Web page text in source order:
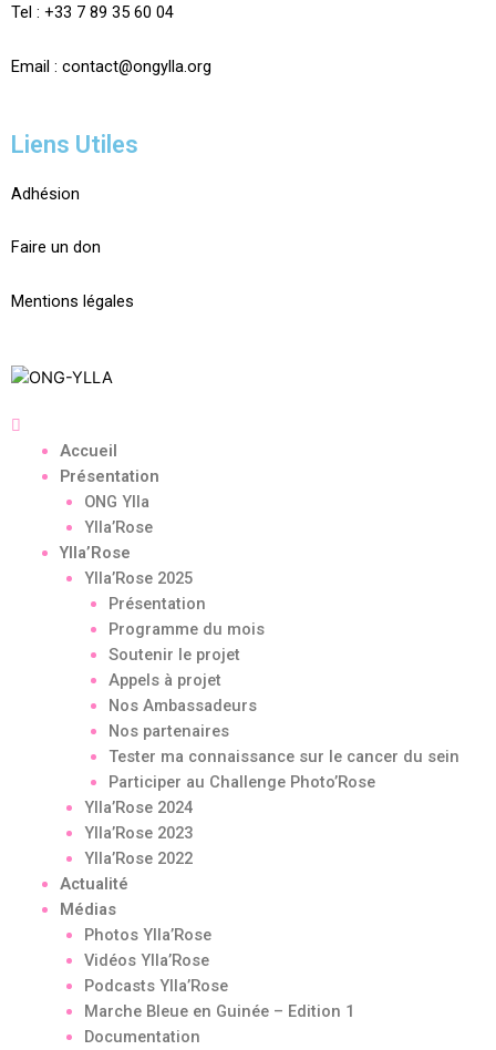
Tel : +33 7 89 35 60 04
Email : contact@ongylla.org
Liens Utiles
Adhésion
Faire un don
Mentions légales
Accueil
Présentation
ONG Ylla
Ylla’Rose
Ylla’Rose
Ylla’Rose 2025
Présentation
Programme du mois
Soutenir le projet
Appels à projet
Nos Ambassadeurs
Nos partenaires
Tester ma connaissance sur le cancer du sein
Participer au Challenge Photo’Rose
Ylla’Rose 2024
Ylla’Rose 2023
Ylla’Rose 2022
Actualité
Médias
Photos Ylla’Rose
Vidéos Ylla’Rose
Podcasts Ylla’Rose
Marche Bleue en Guinée – Edition 1
Documentation